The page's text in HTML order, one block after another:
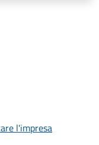
l'impresa